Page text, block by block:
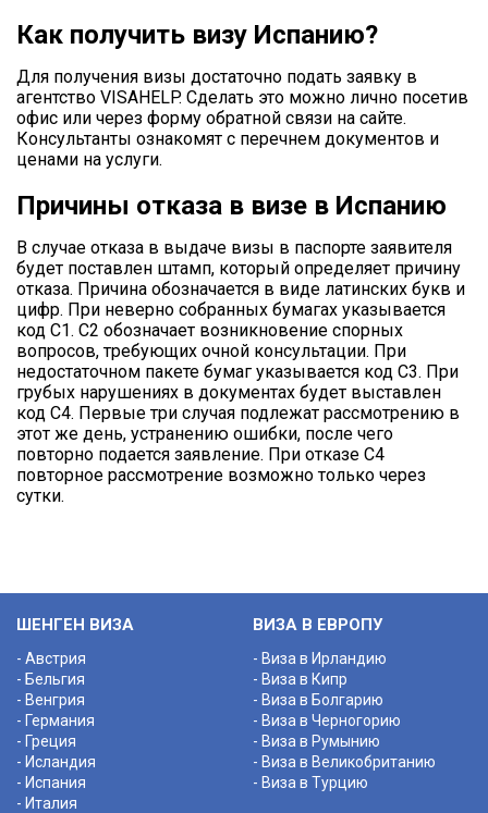
Как получить визу Испанию?
Для получения визы достаточно подать заявку в
агентство VISAHELP. Сделать это можно лично посетив
офис или через форму обратной связи на сайте.
Консультанты ознакомят с перечнем документов и
ценами на услуги.
Причины отказа в визе в Испанию
В случае отказа в выдаче визы в паспорте заявителя
будет поставлен штамп, который определяет причину
отказа. Причина обозначается в виде латинских букв и
цифр. При неверно собранных бумагах указывается
код С1. С2 обозначает возникновение спорных
вопросов, требующих очной консультации. При
недостаточном пакете бумаг указывается код С3. При
грубых нарушениях в документах будет выставлен
код С4. Первые три случая подлежат рассмотрению в
этот же день, устранению ошибки, после чего
повторно подается заявление. При отказе С4
повторное рассмотрение возможно только через
сутки.
ШЕНГЕН ВИЗА
- Австрия
- Бельгия
- Венгрия
- Германия
- Греция
- Исландия
- Испания
- Италия
ВИЗА В ЕВРОПУ
- Виза в Ирландию
- Виза в Кипр
- Виза в Болгарию
- Виза в Черногорию
- Виза в Румынию
- Виза в Великобританию
- Виза в Турцию